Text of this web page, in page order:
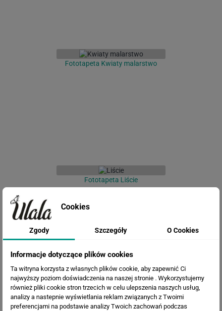
Fototapeta Kwiaty malarstwo
Fototapeta Liście
Fototapeta Kwiaty, akwarela na
Cookies
Zgody Szczegóły O Cookies
Informacje dotyczące plików cookies
Ta witryna korzysta z własnych plików cookie, aby zapewnić Ci
najwyższy poziom doświadczenia na naszej stronie . Wykorzystujemy
również pliki cookie stron trzecich w celu ulepszenia naszych usług,
analizy a nastepnie wyświetlania reklam związanych z Twoimi
preferencjami na podstawie analizy Twoich zachowań podczas